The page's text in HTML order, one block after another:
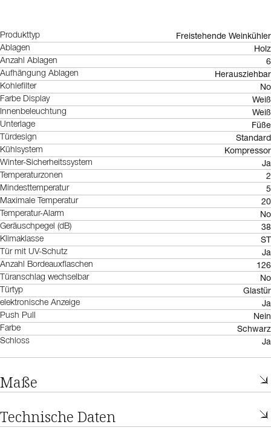
Produkttyp Freistehende Weinkühler
Ablagen Holz
Anzahl Ablagen 6
Aufhängung Ablagen Herausziehbar
Kohlefilter No
Farbe Display Weiß
Innenbeleuchtung Weiß
Unterlage Füße
Türdesign Standard
Kühlsystem Kompressor
Winter-Sicherheitssystem Ja
Temperaturzonen 2
Mindesttemperatur 5
Maximale Temperatur 20
Temperatur-Alarm No
Geräuschpegel (dB) 38
Klimaklasse ST
Tür mit UV-Schutz Ja
Anzahl Bordeauxflaschen 126
Türanschlag wechselbar No
Türtyp Glastür
elektronische Anzeige Ja
Push Pull Nein
Farbe Schwarz
Schloss Ja
Maße
Technische Daten